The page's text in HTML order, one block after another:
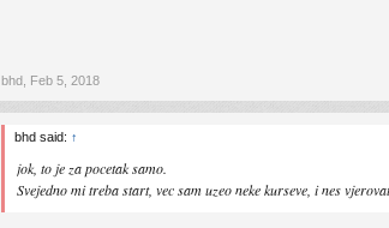
bhd Feb 5, 2018
bhd said: ↑
jok, to je za pocetak samo.
Svejedno mi treba start, vec sam uzeo neke kurseve, i nes